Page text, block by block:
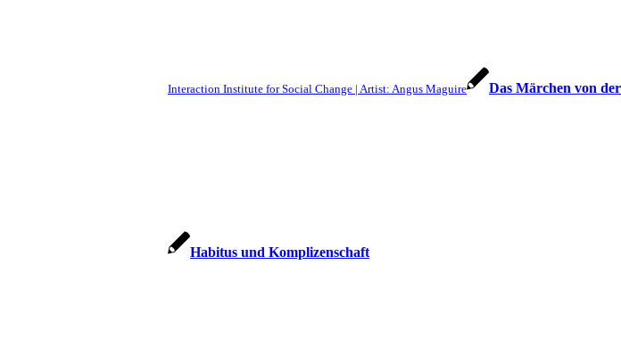
Interaction Institute for Social Change | Artist: Angus Maguire Das Mär­chen von
Habi­tus und Komplizenschaft